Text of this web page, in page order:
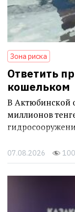
Зона риска
Ответить
кошельком
В Актюбинской
миллионов
07.08.2026